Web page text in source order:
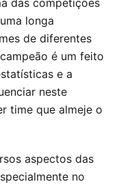
longa
de diferentes
é um feito
e a
neste
time que almeje o
aspectos das
no